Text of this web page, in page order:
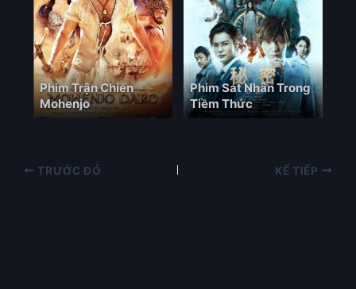
Phim Trận Chiến
Mohenjo
Phim Sát Nhân Trong
Tiềm Thức
TRƯỚC ĐÓ KẾ TIẾP